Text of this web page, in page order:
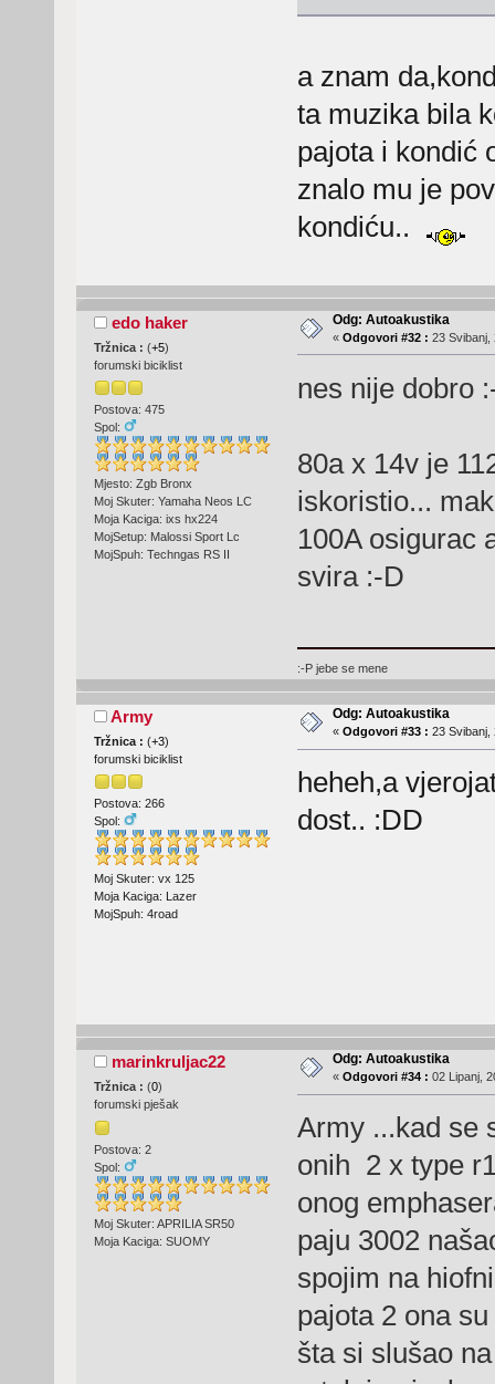
a znam
ta muzika bila
pajota i kondić
znalo mu je
kondiću..
edo haker
Tržnica : (+5)
forumski biciklist
Postova: 475
Spol:
Mjesto: Zgb Bronx
Moj Skuter: Yamaha Neos LC
Moja Kaciga: ixs hx224
MojSetup: Malossi Sport Lc
MojSpuh: Techngas RS II
Odg: Autoakustika
« Odgovori #32 : 23 Svibanj,
nes nije dobro
80a x 14v je
iskoristio...
100A osigurac
svira :-D
:-P jebe se mene
Army
Tržnica : (+3)
forumski biciklist
Postova: 266
Spol:
Moj Skuter: vx 125
Moja Kaciga: Lazer
MojSpuh: 4road
Odg: Autoakustika
« Odgovori #33 : 23 Svibanj,
heheh,a
dost.. :DD
marinkruljac22
Tržnica : (0)
forumski pješak
Postova: 2
Spol:
Moj Skuter: APRILIA SR50
Moja Kaciga: SUOMY
Odg: Autoakustika
« Odgovori #34 : 02 Lipanj,
Army ...kad se
onih 2 x type
onog
paju 3002
spojim na
pajota 2 ona
šta si slušao